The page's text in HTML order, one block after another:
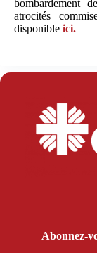
bombardement
atrocités
disponible ici.
Abonnez-